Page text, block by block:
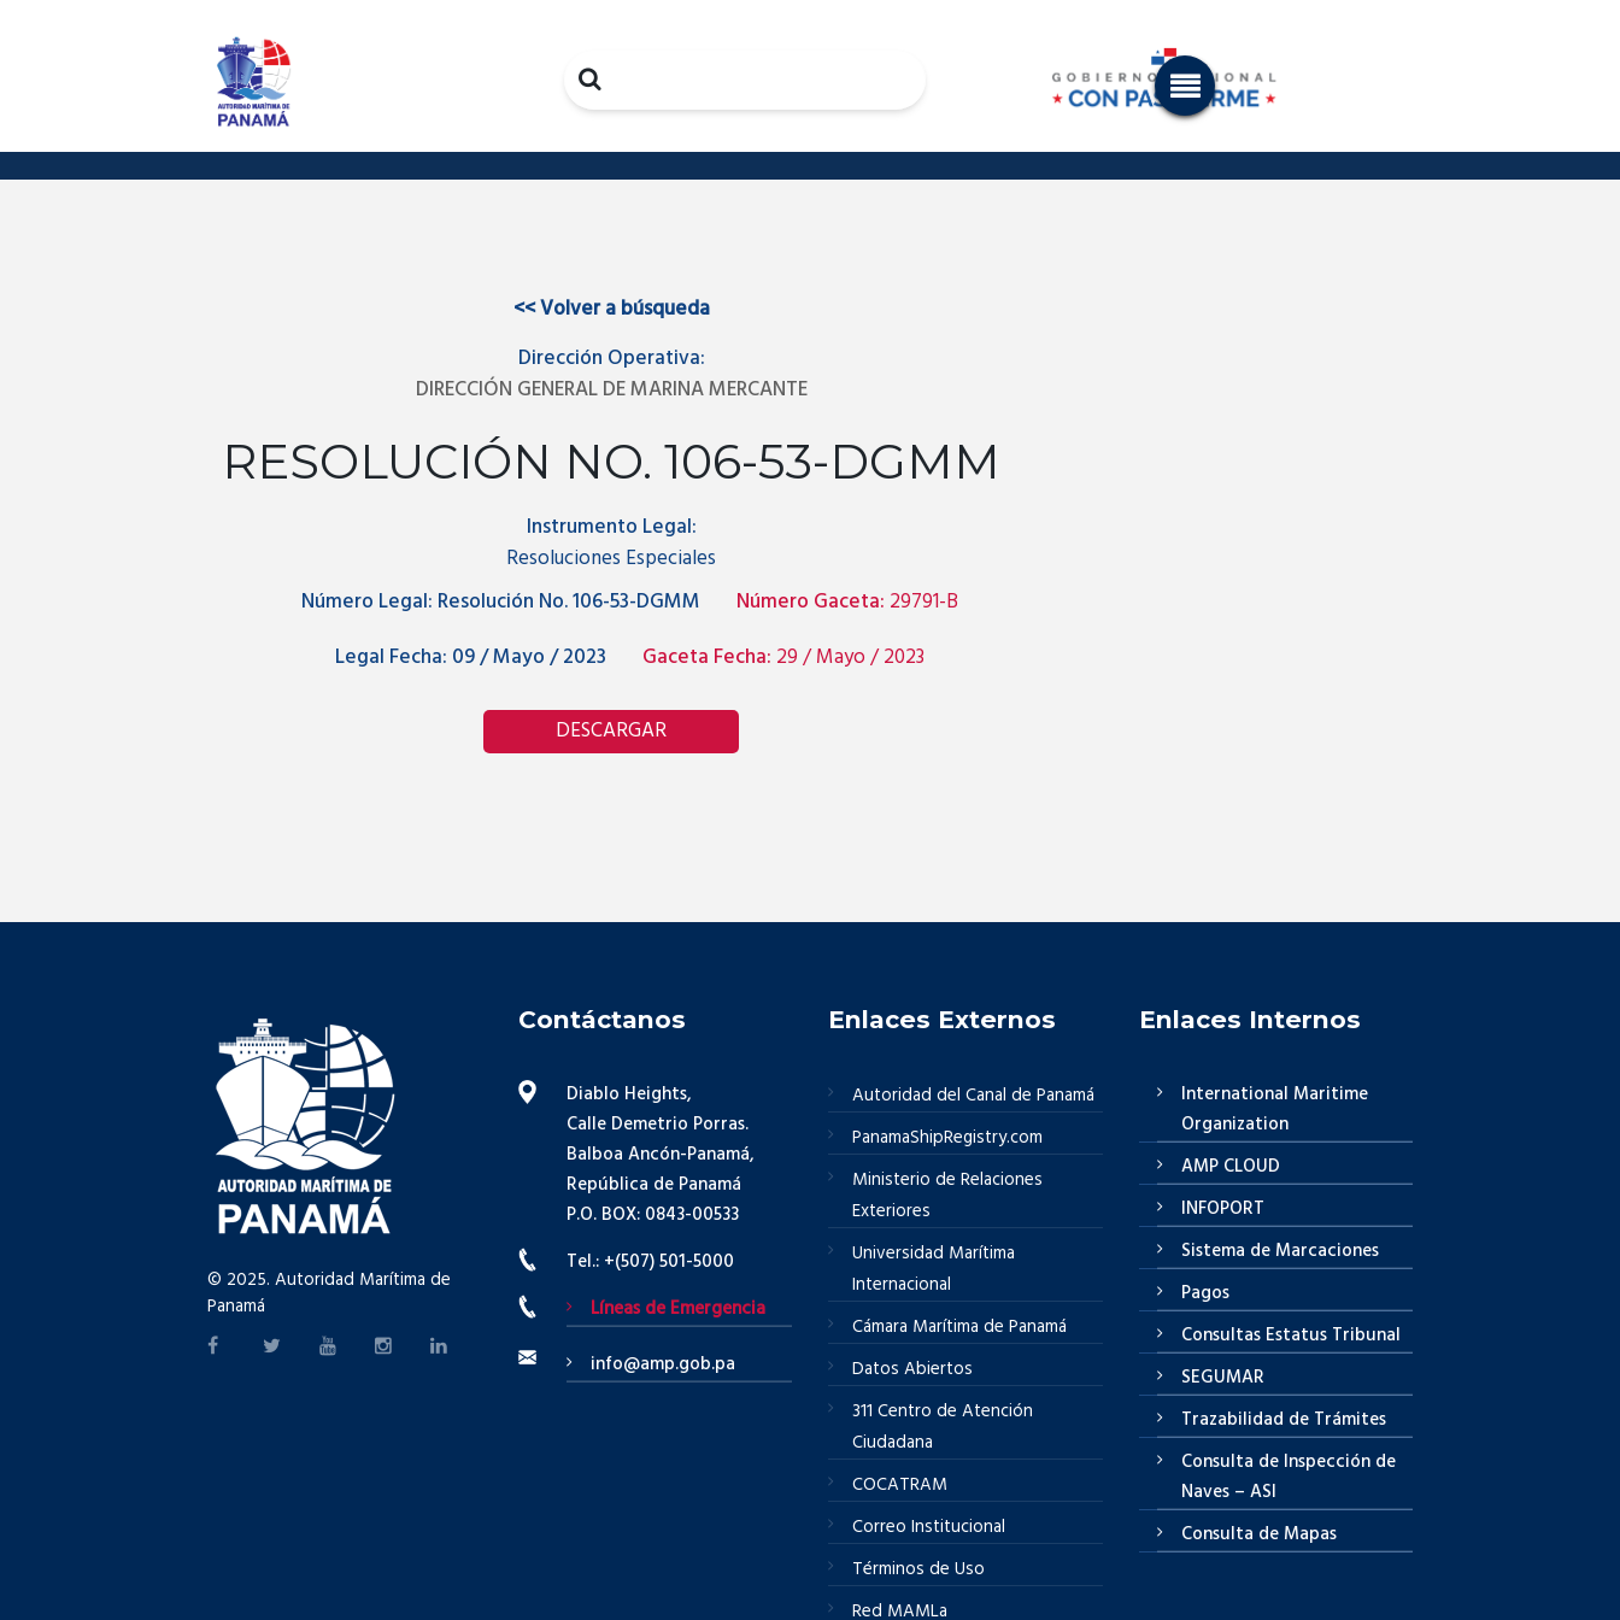
Search
<<Volver a búsqueda
Dirección Operativa:
DIRECCIÓN GENERAL DE MARINA MERCANTE
RESOLUCIÓN NO. 106-53-DGMM
Instrumento Legal:
Resoluciones Especiales
Número Legal: Resolución No. 106-53-DGMM Número Gaceta: 29791-B
Legal Fecha: 09 / Mayo / 2023 Gaceta Fecha: 29 / Mayo / 2023
DESCARGAR
© 2025. Autoridad Marítima de
Panamá
Contáctanos
Diablo Heights,
Calle Demetrio Porras.
Balboa Ancón-Panamá,
República de Panamá
P.O. BOX: 0843-00533
Tel.: +(507) 501-5000
Líneas de Emergencia
info@amp.gob.pa
Enlaces Externos
Autoridad del Canal de Panamá
PanamaShipRegistry.com
Ministerio de Relaciones
Exteriores
Universidad Marítima
Internacional
Cámara Marítima de Panamá
Datos Abiertos
311 Centro de Atención
Ciudadana
COCATRAM
Correo Institucional
Términos de Uso
Red MAMLa
Enlaces Internos
International Maritime
Organization
AMP CLOUD
INFOPORT
Sistema de Marcaciones
Pagos
Consultas Estatus Tribunal
SEGUMAR
Trazabilidad de Trámites
Consulta de Inspección de
Naves – ASI
Consulta de Mapas